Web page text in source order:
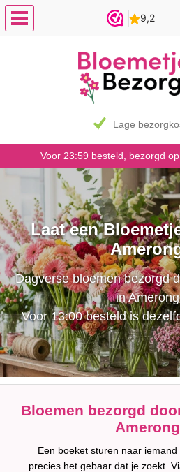
Lage
Voor 23:59 besteld, bezorgd
Laat een
Dagverse bloemen bezorgd
in
Voor 13:00 besteld is
Bloemen bezorgd
Een boeket sturen naar
precies het gebaar dat je zoekt.